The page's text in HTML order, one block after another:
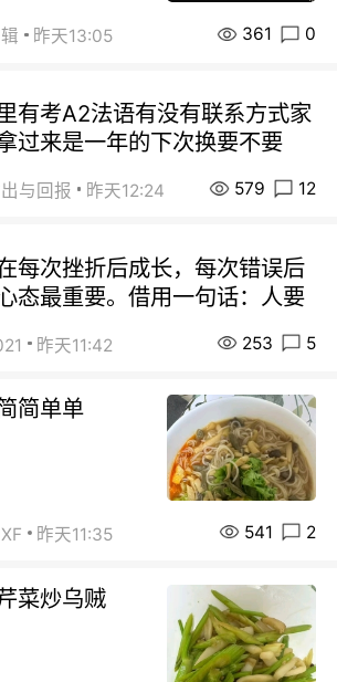
昨天13:05 361 0
有考A2法语有没有联系方式家
过来是一年的下次换要不要
与回报 昨天12:24 579 12
每次挫折后成长，每次错误后
态最重要。借用一句话：人要
昨天11:42 253 5
简单单
昨天11:35 541 2
菜炒乌贼